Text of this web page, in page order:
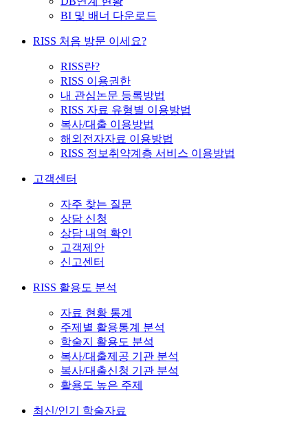
BI 및 배너 다운로드
RISS 처음 방문 이세요?
RISS란?
RISS 이용권한
내 관심논문 등록방법
RISS 자료 유형별 이용방법
복사/대출 이용방법
해외전자자료 이용방법
RISS 정보취약계층 서비스 이용방법
고객센터
자주 찾는 질문
상담 신청
상담 내역 확인
고객제안
신고센터
RISS 활용도 분석
자료 현황 통계
주제별 활용통계 분석
학술지 활용도 분석
복사/대출제공 기관 분석
복사/대출신청 기관 분석
활용도 높은 주제
최신/인기 학술자료